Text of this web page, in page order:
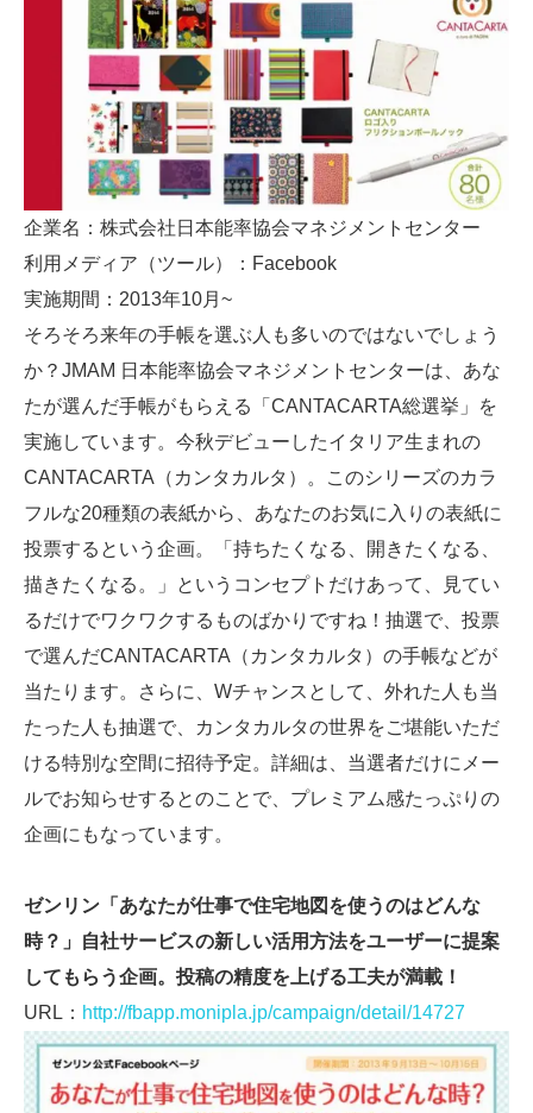
企業名：株式会社日本能率協会マネジメントセンター
利用メディア（ツール）：Facebook
実施期間：2013年10月~
そろそろ来年の手帳を選ぶ人も多いのではないでしょう
か？JMAM 日本能率協会マネジメントセンターは、あな
たが選んだ手帳がもらえる「CANTACARTA総選挙」を
実施しています。今秋デビューしたイタリア生まれの
CANTACARTA（カンタカルタ）。このシリーズのカラ
フルな20種類の表紙から、あなたのお気に入りの表紙に
投票するという企画。「持ちたくなる、開きたくなる、
描きたくなる。」というコンセプトだけあって、見てい
るだけでワクワクするものばかりですね！抽選で、投票
で選んだCANTACARTA（カンタカルタ）の手帳などが
当たります。さらに、Wチャンスとして、外れた人も当
たった人も抽選で、カンタカルタの世界をご堪能いただ
ける特別な空間に招待予定。詳細は、当選者だけにメー
ルでお知らせするとのことで、プレミアム感たっぷりの
企画にもなっています。
ゼンリン「あなたが仕事で住宅地図を使うのはどんな
時？」自社サービスの新しい活用方法をユーザーに提案
してもらう企画。投稿の精度を上げる工夫が満載！
URL： http://fbapp.monipla.jp/campaign/detail/14727